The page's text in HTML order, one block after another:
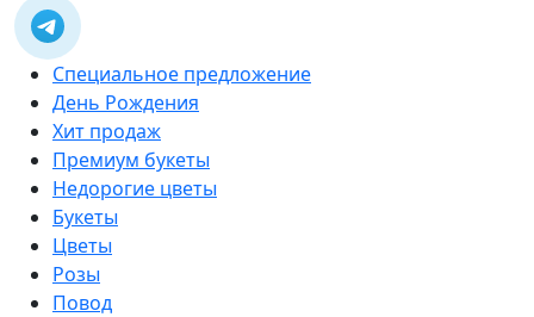
Специальное предложение
День Рождения
Хит продаж
Премиум букеты
Недорогие цветы
Букеты
Цветы
Розы
Повод